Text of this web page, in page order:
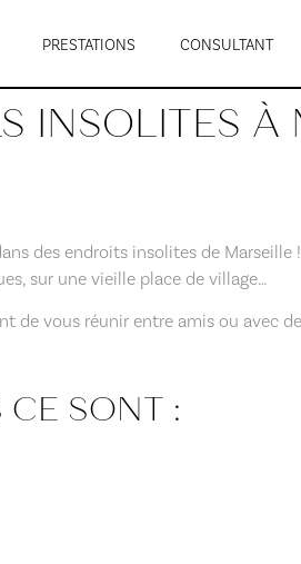
PRESTATIONS CONSULTANT
INSOLITES À
des endroits insolites de Marseille !
sur une vieille place de village…
vous réunir entre amis ou avec
CE SONT :